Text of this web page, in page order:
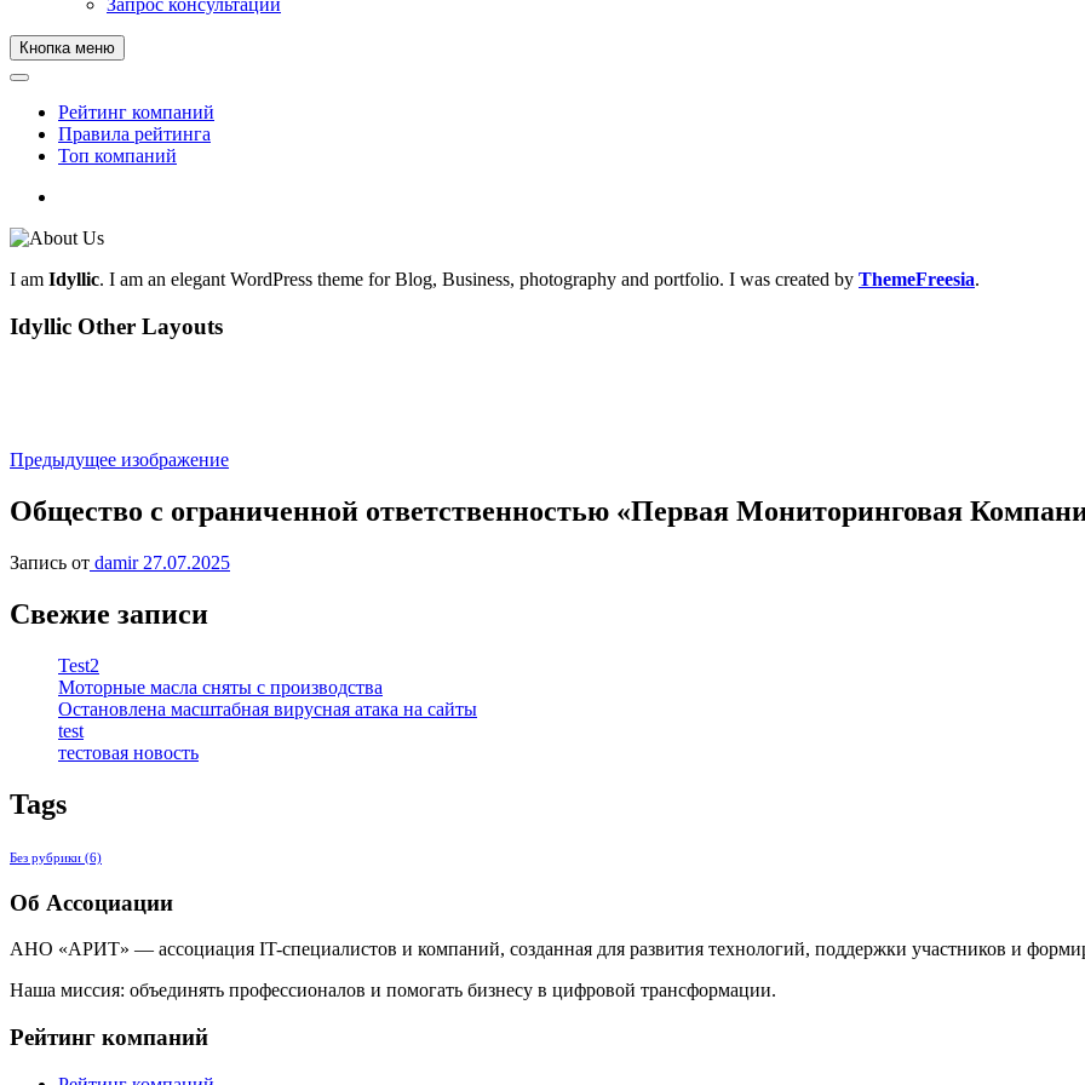
Запрос консультации
Кнопка меню
Рейтинг компаний
Правила рейтинга
Топ компаний
I am Idyllic. I am an elegant WordPress theme for Blog, Business, photography and portfolio. I was created by ThemeFreesia.
Idyllic Other Layouts
Предыдущее изображение
Общество с ограниченной ответственностью «Первая Мониторинговая
Запись от damir 27.07.2025
Свежие записи
Test2
Моторные масла сняты с производства
Остановлена масштабная вирусная атака на сайты
test
тестовая новость
Tags
Без рубрики (6)
Об Ассоциации
АНО «АРИТ» — ассоциация IT-специалистов и компаний, созданная для развития технологий, поддержки участников и
Наша миссия: объединять профессионалов и помогать бизнесу в цифровой трансформации.
Рейтинг компаний